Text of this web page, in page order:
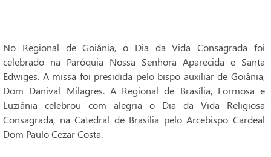
No Regional de Goiânia, o Dia da Vida Consagrada foi
celebrado na Paróquia Nossa Senhora Aparecida e Santa
Edwiges. A missa foi presidida pelo bispo auxiliar de Goiânia,
Dom Danival Milagres. A Regional de Brasília, Formosa e
Luziânia celebrou com alegria o Dia da Vida Religiosa
Consagrada, na Catedral de Brasília pelo Arcebispo Cardeal
Dom Paulo Cezar Costa.